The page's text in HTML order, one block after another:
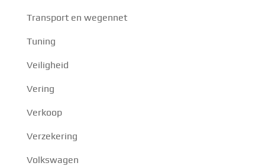
Transport en wegennet
Tuning
Veiligheid
Vering
Verkoop
Verzekering
Volkswagen